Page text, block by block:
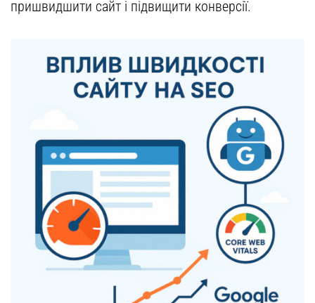
пришвидшити сайт і підвищити конверсії.